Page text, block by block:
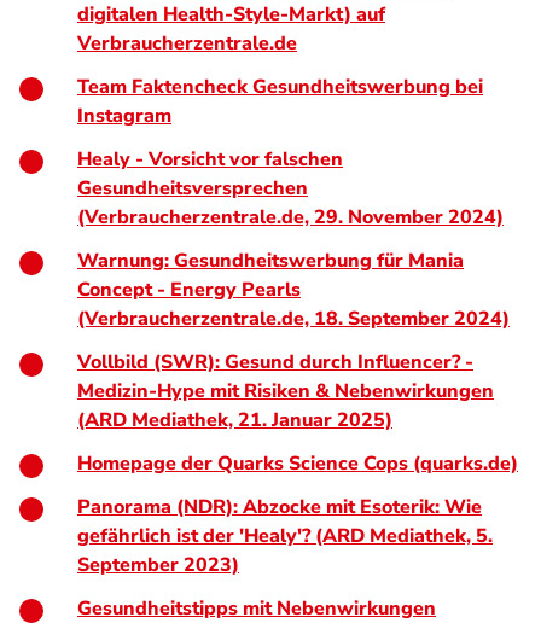
digitalen Health-Style-Markt) auf
Verbraucherzentrale.de
Team Faktencheck Gesundheitswerbung bei
Instagram
Healy - Vorsicht vor falschen
Gesundheitsversprechen
(Verbraucherzentrale.de, 29. November 2024)
Warnung: Gesundheitswerbung für Mania
Concept - Energy Pearls
(Verbraucherzentrale.de, 18. September 2024)
Vollbild (SWR):Gesund durch Influencer? -
Medizin-Hype mit Risiken & Nebenwirkungen
(ARD Mediathek, 21. Januar 2025)
Homepage derQuarks Science Cops (quarks.de)
Panorama (NDR):Abzocke mit Esoterik: Wie
gefährlich ist der 'Healy'?(ARD Mediathek, 5.
September 2023)
Gesundheitstipps mit Nebenwirkungen